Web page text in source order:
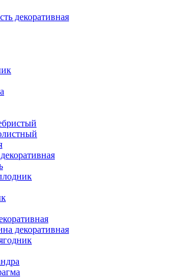
декоративная
декоративная